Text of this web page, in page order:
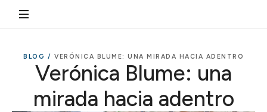
BLOG / VERÓNICA BLUME: UNA MIRADA HACIA ADENTRO
Verónica Blume: una
mirada hacia adentro